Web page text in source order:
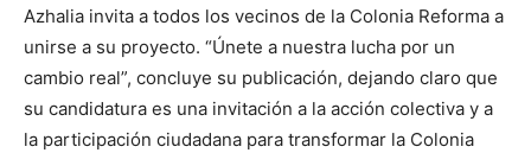
Azhalia invita a todos los vecinos de la Colonia Reforma a
unirse a su proyecto. “Únete a nuestra lucha por un
cambio real”, concluye su publicación, dejando claro que
su candidatura es una invitación a la acción colectiva y a
la participación ciudadana para transformar la Colonia